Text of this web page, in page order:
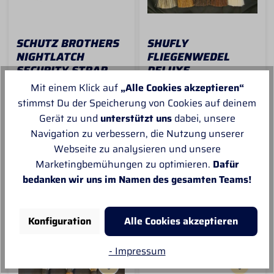
SCHUTZ BROTHERS
NIGHTLATCH
SECURITY STRAP
Mit diesem Nightlatch
Security Strap von
Schutz Brothers bietet
Sicherheit beim
Anreiten von jungen
Pferden und bietet auch
unerfahrenen Reitern
eine gute Möglichkeit
sich sicher im Sattel zu
hochwertigem Herman
Oak Leder und wird an
Sofort versandfertig
45,00 € *
IN DEN
SHUFLY
FLIEGENWEDEL
DELUXE
Shufly - Der natürliche
Fliegenschutz Während
diese Art der
Fliegenabwehr in den
USA längst bekannt
und bewährt ist, findet
die Shufly langsam
auch ihren Weg zu uns.
Diese große
beim Reiten natürlichen
Schutz gegen lästige
Insekten. Die Shulfy
wird am D-Ring des
Sattelgurtes angebracht
Sofort versandfertig
44,90 € *
Zum Produkt
Mit einem Klick auf „Alle Cookies akzeptieren“
stimmst Du der Speicherung von Cookies auf deinem
Gerät zu und unterstützt unsdabei, unsere
Navigation zu verbessern, die Nutzung unserer
Webseite zu analysieren und unsere
Marketingbemühungen zu optimieren. Dafür
bedanken wir uns im Namen des gesamten Teams!
Konfiguration
Alle Cookies akzeptieren
- Impressum